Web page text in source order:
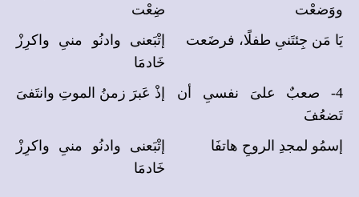
ضِعْت
ووَضعْت
إتْبَعنى وادنُو منىِ واكرِزْ
خَادمَا
يَا مَن جِئتَنىِ طفلًا، فرضَعت
إذْ عَبرَ زمنُ الموتِ وانتَفىَ
4- صعبٌ علىَ نفسىِ أن
تَضعُفَ
إتْبَعنى وادنُو منىِ واكرِزْ
خَادمَا
إسمُو لمجدِ الروحِ هاتفَا